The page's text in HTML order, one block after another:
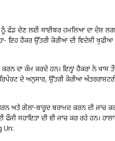
ਨੂੰ ਫੰਡ ਦੇਣ ਲਈ ਸਾਈਬਰ ਹਮਲਿਆਂ ਦਾ ਦੋਸ਼
ਇਹ ਹੈਕਰ ਉੱਤਰੀ ਕੋਰੀਆ ਦੀ ਵਿਦੇਸ਼ੀ ਖੁਫੀਆ
ਦਾ ਕੰਮ ਕਰਦੇ ਹਨ। ਇਨ੍ਹਾਂ ਹੈਕਰਾਂ ਨੇ ਖਾਸ
ਦੇ ਅਨੁਸਾਰ, ਉੱਤਰੀ ਕੋਰੀਆ ਅੰਤਰਰਾਸ਼ਟਰੀ
ਅਤੇ ਗੋਲਾ-ਬਾਰੂਦ ਬਰਾਮਦ ਕਰਨ ਦੀ ਜਾਂਚ
ਸਹਾਇਤਾ ਦੀ ਵੀ ਜਾਂਚ ਕਰ ਰਹੇ ਹਨ।
Un: